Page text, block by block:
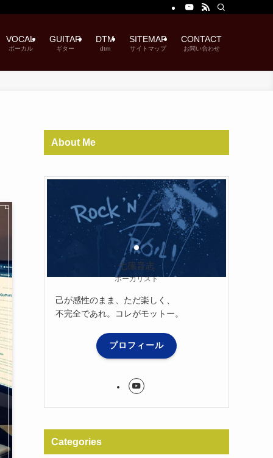
VOCAL
ボーカル
GUITAR
ギター
DTM
dtm
SITEMAP
サイトマップ
CONTACT
お問い合わせ
About Me
七篠音志
ボーカリスト
己が感性のまま、ただ楽しく、
不完全であれ。コレがモットー。
プロフィール
Categories